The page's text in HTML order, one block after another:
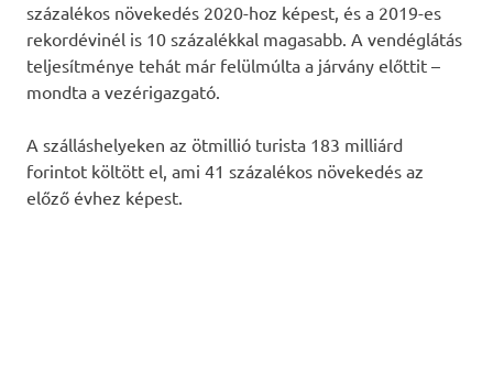
százalékos növekedés 2020-hoz képest, és a 2019-es
rekordévinél is 10 százalékkal magasabb. A vendéglátás
teljesítménye tehát már felülmúlta a járvány előttit –
mondta a vezérigazgató.
A szálláshelyeken az ötmillió turista 183 milliárd
forintot költött el, ami 41 százalékos növekedés az
előző évhez képest.